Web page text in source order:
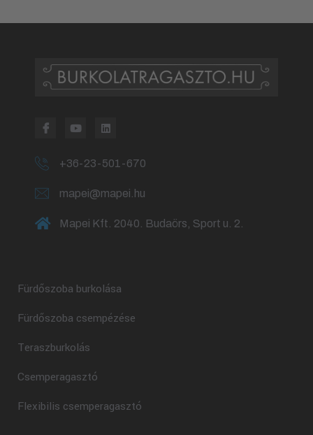
+36-23-501-670
mapei@mapei.hu
Mapei Kft. 2040. Budaörs, Sport u. 2.
Fürdőszoba burkolása
Fürdőszoba csempézése
Teraszburkolás
Csemperagasztó
Flexibilis csemperagasztó